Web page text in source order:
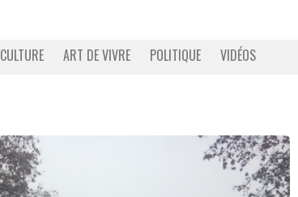
CULTURE ART DE VIVRE POLITIQUE VIDÉOS